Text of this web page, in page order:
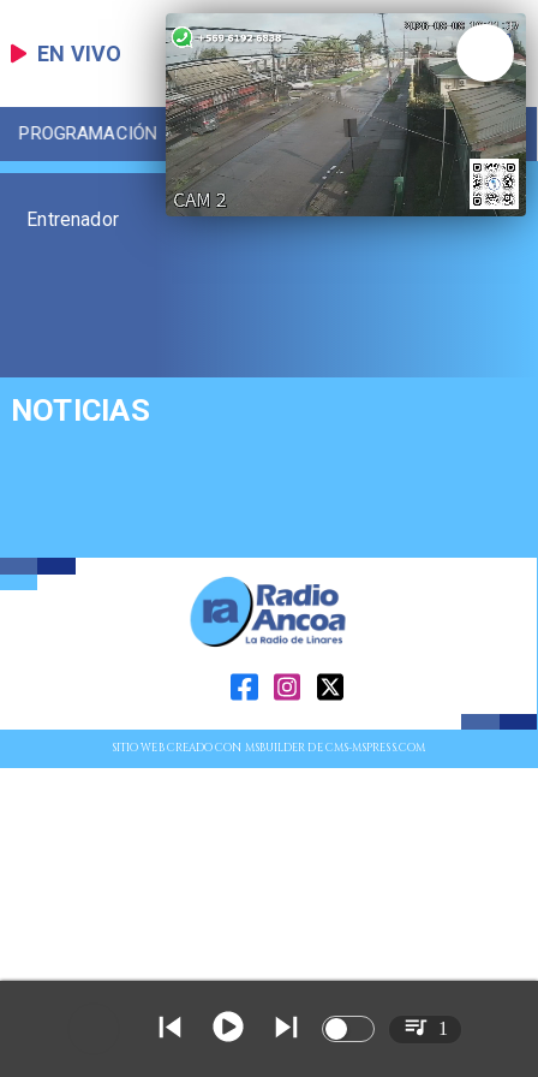
EN VIVO
PROGRAMACIÓN LOCAL DEPORTES
Entrenador
NOTICIAS
SITIO WEB CREADO CON MSBUILDER DE CMS-MSPRESS.COM
1